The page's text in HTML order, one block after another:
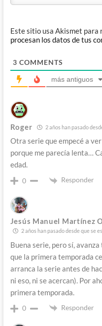
Este sitio usa Akismet para
procesan los datos de tus
3 COMMENTS
más antiguos
Roger 2 años han pasado
Otra serie que empecé a
porque me parecía lenta…
edad.
0 Responder
Jesús Manuel Martínez
2 años han pasado desde que se
Buena serie, pero sí,
que la primera temporada
arranca la serie antes de
ni eso, ni se acercan). Por
primera temporada.
0 Responder